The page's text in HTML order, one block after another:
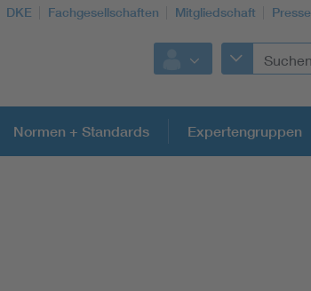
DKE Fachgesellschaften Mitgliedschaft Presse
Normen + Standards Expertengruppen